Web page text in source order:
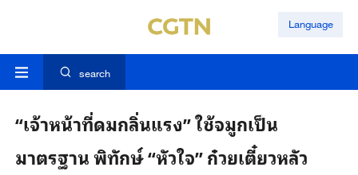
Language
search
“เจ้าหน้าที่ดมกลิ่นแรง” ใช้จมูกเป็น
มาตรฐาน พิทักษ์ “หัวใจ” ก๋วยเตี๋ยวหลัว